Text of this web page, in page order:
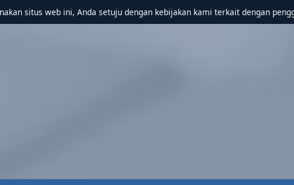
situs web ini, Anda setuju dengan kebijakan kami terkait dengan